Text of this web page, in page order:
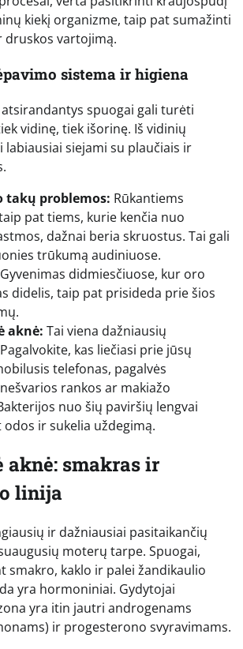
kiekį organizme, taip pat sumažinti
vartojimą.
sistema ir higiena
spuogai gali turėti
vidinę, tiek išorinę. Iš vidinių
siejami su plaučiais ir
takų problemos: Rūkantiems
pat tiems, kurie kenčia nuo
dažnai beria skruostus. Tai gali
trūkumą audiniuose.
Gyvenimas didmiesčiuose, kur oro
didelis, taip pat prisideda prie šios
aknė: Tai viena dažniausių
kas liečiasi prie jūsų
telefonas, pagalvės
rankos ar makiažo
nuo šių paviršių lengvai
ir sukelia uždegimą.
aknė: smakras ir
linija
ir dažniausiai pasitaikančių
moterų tarpe. Spuogai,
smakro, kaklo ir palei žandikaulio
yra hormoniniai. Gydytojai
yra itin jautri androgenams
ir progesterono svyravimams.